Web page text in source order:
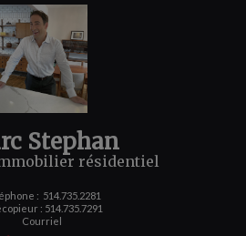
Stephan
résidentiel
: 514.735.2281
: 514.735.7291
Courriel